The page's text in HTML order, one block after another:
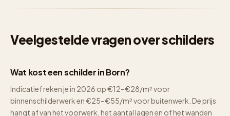
Veelgestelde vragen over schilders
Wat kost een schilder in Born?
Indicatief reken je in 2026 op €12–€28/m² voor
binnenschilderwerk en €25–€55/m² voor buitenwerk. De prijs
hangt af van het voorwerk, het aantal lagen en of het wanden